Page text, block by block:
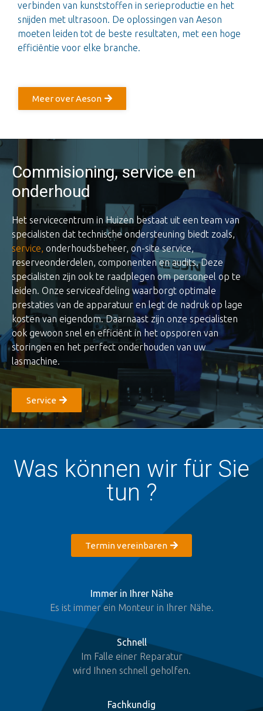
verbinden van kunststoffen in serieproductie en het
snijden met ultrasoon. De oplossingen van Aeson
moeten leiden tot de beste resultaten, met een hoge
efficiëntie voor elke branche.
Meer over Aeson
Commisioning, service en
onderhoud
Het servicecentrum in Huizen bestaat uit een team van
specialisten dat technische ondersteuning biedt zoals,
service, onderhoudsbeheer, on-site service,
reserveonderdelen, componenten en audits. Deze
specialisten zijn ook te raadplegen om personeel op te
leiden. Onze serviceafdeling waarborgt optimale
prestaties van de apparatuur en legt de nadruk op lage
kosten van eigendom. Daarnaast zijn onze specialisten
ook gewoon snel en efficiënt in het opsporen van
storingen en het perfect onderhouden van uw
lasmachine.
Service
Was können wir für Sie
tun ?
Termin vereinbaren
Immer in Ihrer Nähe
Es ist immer ein Monteur in Ihrer Nähe.
Schnell
Im Falle einer Reparatur
wird Ihnen schnell geholfen.
Fachkundig